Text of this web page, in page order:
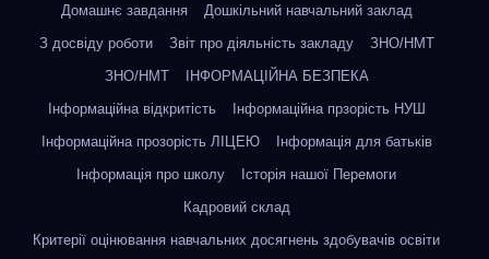
Домашнє завдання
Дошкільний навчальний заклад
З досвіду роботи
Звіт про діяльність закладу
ЗНО/НМТ
ЗНО/НМТ
ІНФОРМАЦІЙНА БЕЗПЕКА
Інформаційна відкритість
Інформаційна прзорість НУШ
Інформаційна прозорість ЛІЦЕЮ
Інформація для батьків
Інформація про школу
Історія нашої Перемоги
Кадровий склад
Критерії оцінювання навчальних досягнень здобувачів освіти